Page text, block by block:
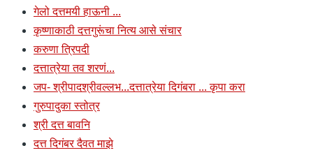
गेलो दत्तमयी हाऊनी ...
कृष्णाकाठी दत्तगुरूंचा नित्य आसे संचार
करुणा त्रिपदी
दत्तात्रेया तव शरणं...
जप- श्रीपादश्रीवल्लभ...दत्तात्रेया दिगंबरा ... कृपा करा
गुरुपादुका स्तोत्र
श्री दत्त बावनि
दत्त दिगंबर दैवत माझे